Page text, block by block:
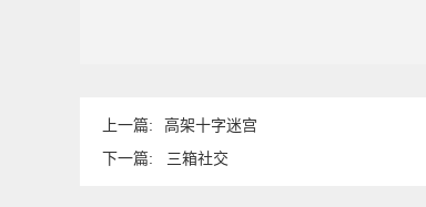
上一篇:
高架十字迷宫
下一篇:
三箱社交